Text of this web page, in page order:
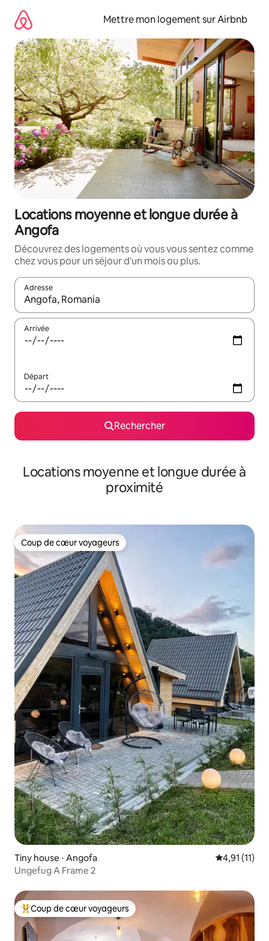
directement
contenu
Mettre mon logement sur Airbnb
Locations moyenne et longue durée à
Angofa
Découvrez des logements où vous vous sentez comme
chez vous pour un séjour d'un mois ou plus.
Adresse
Lorsque les résultats s'affichent, utilisez les flèches vers le
Arrivée
Départ
Rechercher
Locations moyenne et longue durée à
proximité
Coup de cœur voyageurs
Coup de cœur voyageurs
Tiny house ⋅ Angofa Évaluation
4,91 (11)
Ungefug A Frame 2
Coups de cœur voyageurs les plus appréciés
Coup de cœur voyageurs